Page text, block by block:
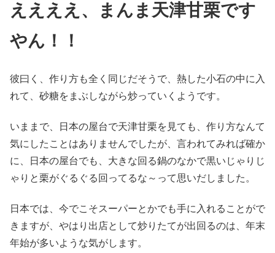
ええええ、まんま天津甘栗です
やん！！
彼曰く、作り方も全く同じだそうで、熱した小石の中に入
れて、砂糖をまぶしながら炒っていくようです。
いままで、日本の屋台で天津甘栗を見ても、作り方なんて
気にしたことはありませんでしたが、言われてみれば確か
に、日本の屋台でも、大きな回る鍋のなかで黒いじゃりじ
ゃりと栗がぐるぐる回ってるな～って思いだしました。
日本では、今でこそスーパーとかでも手に入れることがで
きますが、やはり出店として炒りたてが出回るのは、年末
年始が多いような気がします。